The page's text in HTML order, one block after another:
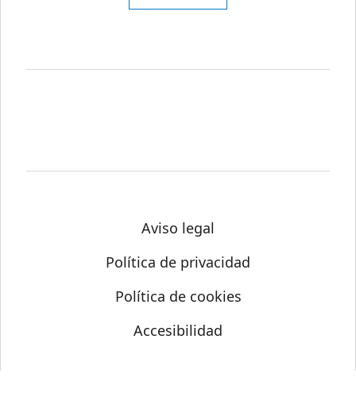
Aviso legal
Política de privacidad
Política de cookies
Accesibilidad